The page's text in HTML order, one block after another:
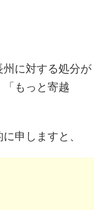
に対する処分が
もっと寄越
申しますと、